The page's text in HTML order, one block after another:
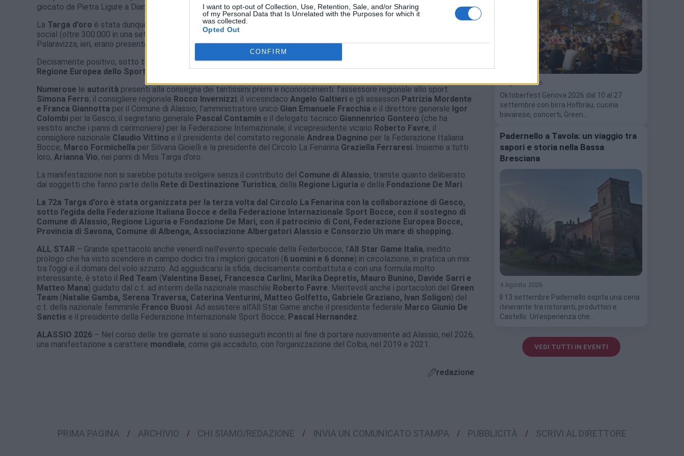
I want to opt-out of Collection, Use, Retention, Sale, and/or Sharing
of my Personal Data that Is Unrelated with the Purposes for which it
was collected.
Opted Out
CONFIRM
giocato da Pietra Ligure a Diano Marina, in dieci diversi impianti.
La Targa d’oro è stata dunque anche una straordinaria occasione di
social (oltre 300.000 in una settimana) e per la diretta streaming degli ultimi tre turni, andata in onda su
Palaravizza, ieri, erano presenti anche le telecamere e l’inviato diRai Tre.
Decisamente positivo, sotto tutti i punti di vista, il bilancio dell’evento, inserito tra i principali appuntamenti di “
Regione Europea dello Sport 2025
”. Notevole, ovviamente, l’impatto turistico, non solamente per la Città del Muretto.
Numerose le autorità presenti alla consegna dei tantissimi premi e riconoscimenti: l’assessore regionale allo sport
Simona Ferro; il consigliere regionale Rocco Invernizzi; il vicesindaco Angelo Galtieri e gli assessori Patrizia Mordente
e Franca Giannotta per il Comune di Alassio; l’amministratore unico Gian Emanuele Fracchia e il direttore generale Igor
Colombi per la Gesco; il segretario generale Pascal Contamin e il delegato tecnico Giannenrico Gontero (che ha
vestito anche i panni di cerimoniere) per la Federazione Internazionale; il vicepresidente vicario Roberto Favre, il
consigliere nazionale Claudio Vittino e il presidente del comitato regionale Andrea Dagnino per la Federazione Italiana
Bocce; Marco Formichella per Silvana Gioielli e la presidente del Circolo La Fenarina Graziella Ferraresi. Insieme a tutti
loro, Arianna Vio, nei panni di Miss Targa d’oro.
La manifestazione non si sarebbe potuta svolgere senza il contributo del Comune di Alassio, tramite quanto deliberato
dai soggetti che fanno parte della Rete di Destinazione Turistica, della Regione Liguria e della Fondazione De Mari.
La 72a Targa d’oro è stata organizzata per la terza volta dal Circolo La Fenarina con la collaborazione di Gesco,
sotto l’egida della Federazione Italiana Bocce e della Federazione Internazionale Sport Bocce, con il sostegno di
Comune di Alassio, Regione Liguria e Fondazione De Mari, con il patrocinio di Coni, Federazione Europea Bocce,
Provincia di Savona, Comune di Albenga, Associazione Albergatori Alassio e Consorzio Un mare di shopping.
ALL STAR – Grande spettacolo anche venerdì nell’evento speciale della Federbocce, l’All Star Game Italia, inedito
prologo che ha visto scendere in campo dodici tra i migliori giocatori (6 uomini e 6 donne) in circolazione, in pratica un mix
tra l’oggi e il domani del volo azzurro. Ad aggiudicarsi la sfida, decisamente combattuta e con una formula molto
interessante, è stato il
Red Team (Valentina Basei, Francesca Carlini, Marika Depretis, Mauro Bunino, Davide Sarri e
Matteo Mana) guidato dal c.t. ad interim della nazionale maschile Roberto Favre. Meritevoli anche i portacolori del Green
Team ( Natalie Gamba, Serena Traversa, Caterina Venturini, Matteo Golfetto, Gabriele Graziano, Ivan Soligon) del
c.t. della nazionale femminile Franco Buosi. Ad assistere all’All Star Game anche il presidente federale Marco Giunio De
Sanctis e il presidente della Federazione Internazionale Sport Bocce, Pascal Hernandez.
ALASSIO 2026 – Nel corso delle tre giornate si sono susseguiti incontri al fine di portare nuovamente ad Alassio, nel 2026,
una manifestazione a carattere mondiale, come già accaduto, con l’organizzazione del Colba, nel 2019 e 2021.
redazione
5 Agosto 2026
Oktoberfest Genova 2026 dal 10 al 27
settembre con birra Hofbräu, cucina
bavarese, concerti, Green…
Padernello a Tavola: un viaggio tra
sapori e storia nella Bassa
Bresciana
4 Agosto 2026
Il 13 settembre Padernello ospita una cena
itinerante tra ristoranti, produttori e
Castello. Un'esperienza che…
VEDI TUTTI IN EVENTI
PRIMA PAGINA ARCHIVIO CHI SIAMO/REDAZIONE INVIA UN COMUNICATO STAMPA PUBBLICITÀ SCRIVI AL DIRETTORE